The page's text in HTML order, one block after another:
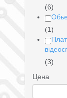
(6)
(1)
(3)
Цена